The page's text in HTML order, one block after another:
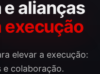
alianças
execução
elevar a execução:
colaboração.